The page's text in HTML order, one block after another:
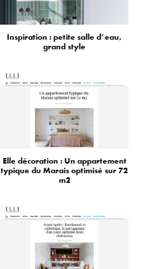
Inspiration : petite salle d’eau,
grand style
Elle décoration : Un appartement
typique du Marais optimisé sur 72
m2